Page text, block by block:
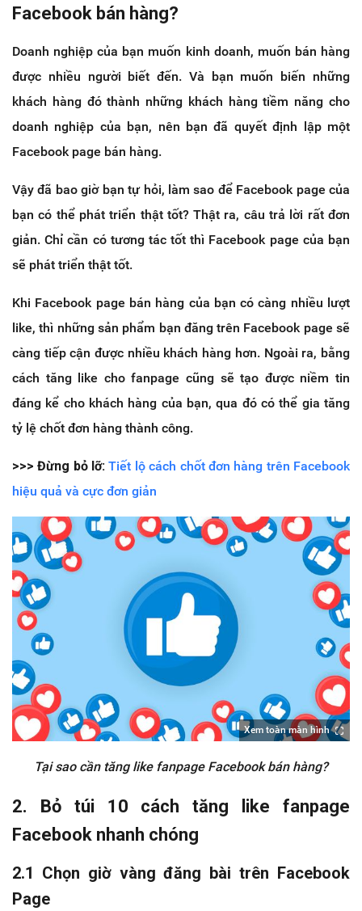
Facebook bán hàng?
Doanh nghiệp của bạn muốn kinh doanh, muốn bán hàng
được nhiều người biết đến. Và bạn muốn biến những
khách hàng đó thành những khách hàng tiềm năng cho
doanh nghiệp của bạn, nên bạn đã quyết định lập một
Facebook page bán hàng.
Vậy đã bao giờ bạn tự hỏi, làm sao để Facebook page của
bạn có thể phát triển thật tốt? Thật ra, câu trả lời rất đơn
giản. Chỉ cần có tương tác tốt thì Facebook page của bạn
sẽ phát triển thật tốt.
Khi Facebook page bán hàng của bạn có càng nhiều lượt
like, thì những sản phẩm bạn đăng trên Facebook page sẽ
càng tiếp cận được nhiều khách hàng hơn. Ngoài ra, bằng
cách tăng like cho fanpage cũng sẽ tạo được niềm tin
đáng kể cho khách hàng của bạn, qua đó có thể gia tăng
tỷ lệ chốt đơn hàng thành công.
>>> Đừng bỏ lỡ: Tiết lộ cách chốt đơn hàng trên Facebook
hiệu quả và cực đơn giản
Xem toàn màn hình
Tại sao cần tăng like fanpage Facebook bán hàng?
2. Bỏ túi 10 cách tăng like fanpage
Facebook nhanh chóng
2.1 Chọn giờ vàng đăng bài trên Facebook
Page